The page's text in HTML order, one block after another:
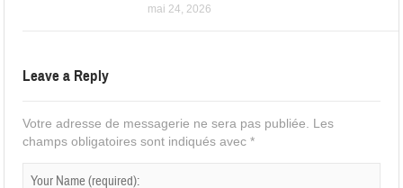
mai 24, 2026
Leave a Reply
Votre adresse de messagerie ne sera pas publiée.
Les
champs obligatoires sont indiqués avec*